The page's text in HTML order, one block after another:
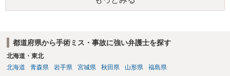
慰謝料については医療過誤も交通事故と同様の算定基準によること
になりますが、弁護士に依頼していないケースと依頼した場合で金額
望ましいと思います。
都道府県から手術ミス・事故に強い弁護士を探す
北海道・東北
北海道
青森県 岩手県 宮城県 秋田県 山形県 福島県